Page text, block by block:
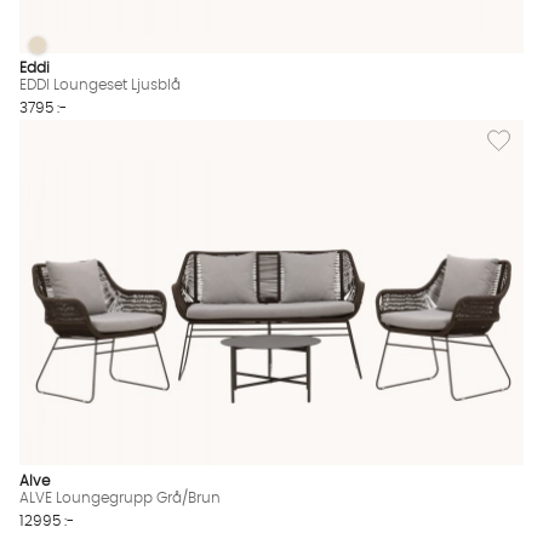
EDDI Loungeset Ljusblå Finns även i dessa färger:
EDDI Loungeset Ljusblå
Eddi
EDDI Loungeset Ljusblå
3795 :-
Lägg
Alve
ALVE Loungegrupp Grå/Brun
12995 :-